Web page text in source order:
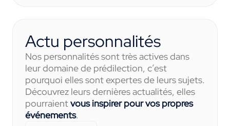
Actu personnalités
Nos personnalités sont très actives dans
leur domaine de prédilection, c’est
pourquoi elles sont expertes de leurs sujets.
Découvrez leurs dernières actualités, elles
pourraientvous inspirer pour vos propres
événements.